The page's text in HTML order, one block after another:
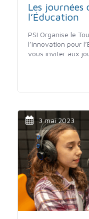
Les journées
l’Éducation
PSI Organise le
l’innovation pour
vous inviter aux
3 mai 2023